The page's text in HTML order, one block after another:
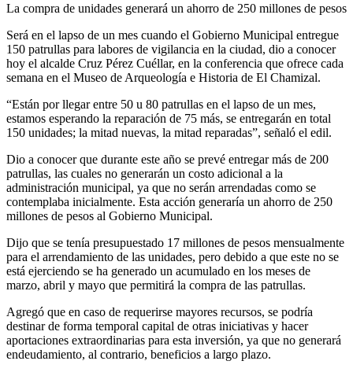
La compra de unidades generará un ahorro de 250 millones de pesos
Será en el lapso de un mes cuando el Gobierno Municipal entregue
150 patrullas para labores de vigilancia en la ciudad, dio a conocer
hoy el alcalde Cruz Pérez Cuéllar, en la conferencia que ofrece cada
semana en el Museo de Arqueología e Historia de El Chamizal.
“Están por llegar entre 50 u 80 patrullas en el lapso de un mes,
estamos esperando la reparación de 75 más, se entregarán en total
150 unidades; la mitad nuevas, la mitad reparadas”, señaló el edil.
Dio a conocer que durante este año se prevé entregar más de 200
patrullas, las cuales no generarán un costo adicional a la
administración municipal, ya que no serán arrendadas como se
contemplaba inicialmente. Esta acción generaría un ahorro de 250
millones de pesos al Gobierno Municipal.
Dijo que se tenía presupuestado 17 millones de pesos mensualmente
para el arrendamiento de las unidades, pero debido a que este no se
está ejerciendo se ha generado un acumulado en los meses de
marzo, abril y mayo que permitirá la compra de las patrullas.
Agregó que en caso de requerirse mayores recursos, se podría
destinar de forma temporal capital de otras iniciativas y hacer
aportaciones extraordinarias para esta inversión, ya que no generará
endeudamiento, al contrario, beneficios a largo plazo.